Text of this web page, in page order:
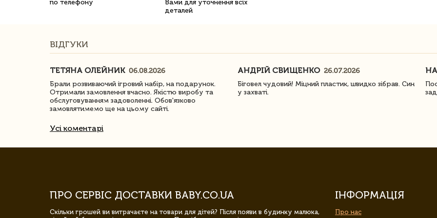
по телефону
Вами для уточнення всіх
деталей
ВІДГУКИ
ТЕТЯНА ОЛЕЙНИК 06.08.2026
Брали розвиваючий ігровий набір, на подарунок.
Отримали замовлення вчасно. Якістю виробу та
обслуговуванням задоволенні. Обов'язково
замовлятимемо ще на цьому сайті.
АНДРІЙ СВИЩЕНКО 26.07.2026
Біговел чудовий! Міцний пластик, швидко зібрав. Син
у захваті.
Усі коментарі
ПРО СЕРВІС ДОСТАВКИ BABY.CO.UA
Скільки грошей ви витрачаєте на товари для дітей? Після появи в будинку малюка,
ІНФОРМАЦІЯ
Про нас